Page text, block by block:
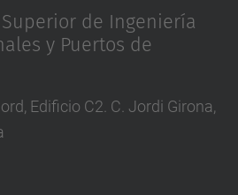
Superior de Ingeniería
y Puertos de
Edificio C2. C. Jordi Girona,